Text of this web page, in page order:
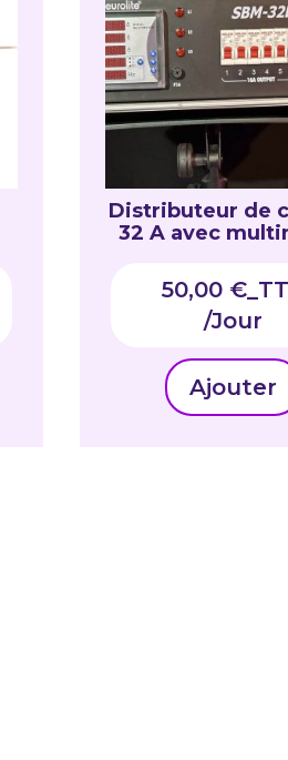
Distributeur de
32 A avec
50,00 €
Ajouter